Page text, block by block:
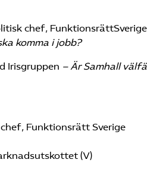
chef, FunktionsrättSverige
komma i jobb?
Irisgruppen – Är Samhall
Funktionsrätt Sverige
(V)